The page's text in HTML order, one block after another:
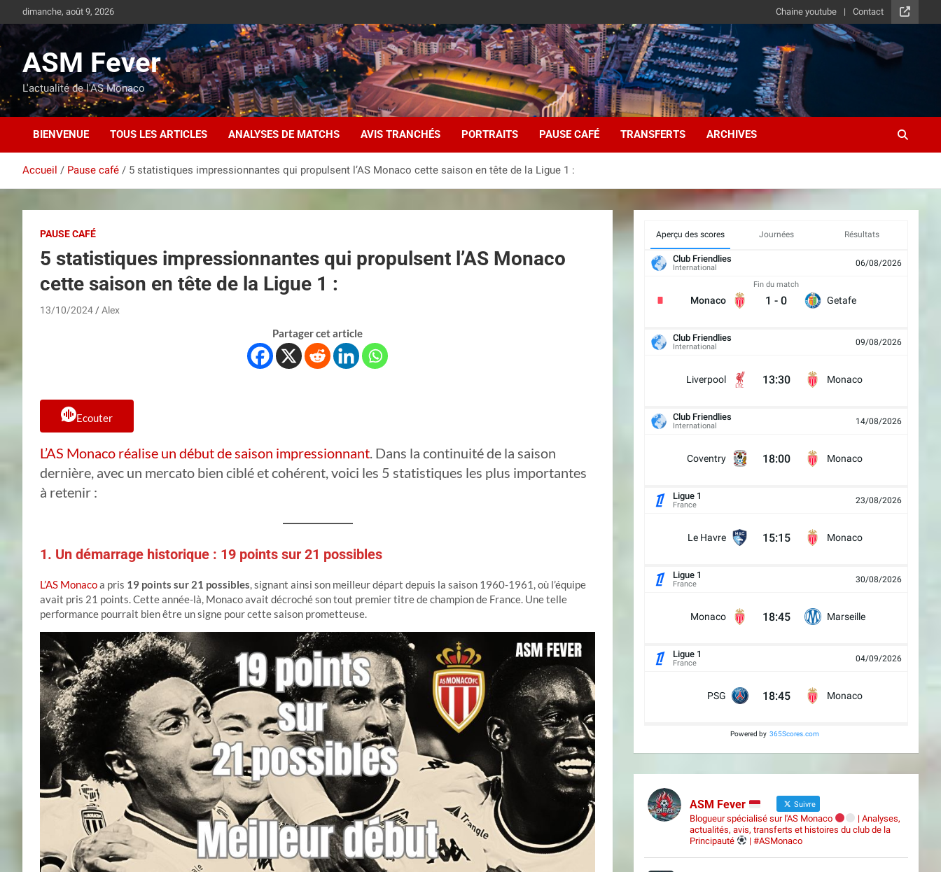
au
contenu
dimanche, août 9, 2026 Chaine youtube Contact
ASM Fever
L'actualité de l'AS Monaco
BIENVENUE TOUS LES ARTICLES ANALYSES DE MATCHS AVIS TRANCHÉS PORTRAITS PAUSE CAFÉ TRANSFERTS ARCHIVES
Accueil Pause café 5 statistiques impressionnantes qui propulsent l’AS Monaco cette saison en tête de la Ligue 1 :
PAUSE CAFÉ
5 statistiques impressionnantes qui propulsent l’AS Monaco
cette saison en tête de la Ligue 1 :
13/10/2024 Alex
Partager cet article
Ecouter
L’AS Monaco réalise un début de saison impressionnant. Dans la continuité de la saison
dernière, avec un mercato bien ciblé et cohérent, voici les 5 statistiques les plus importantes
à retenir :
1. Un démarrage historique : 19 points sur 21 possibles
L’AS Monacoa pris 19 points sur 21 possibles, signant ainsi son meilleur départ depuis la saison 1960-1961, où l’équipe
avait pris 21 points. Cette année-là, Monaco avait décroché son tout premier titre de champion de France. Une telle
performance pourrait bien être un signe pour cette saison prometteuse.
Aperçu des scores Journées Résultats
Club Friendlies
International 06/08/2026
Monaco
Fin du match
1 - 0 Getafe
Club Friendlies
International 09/08/2026
Liverpool 13:30 Monaco
Club Friendlies
International 14/08/2026
Coventry 18:00 Monaco
Ligue 1
France 23/08/2026
Le Havre 15:15 Monaco
Ligue 1
France 30/08/2026
Monaco 18:45 Marseille
Ligue 1
France 04/09/2026
PSG 18:45 Monaco
Powered by 365Scores.com
ASM Fever Suivre
Blogueur spécialisé sur l'AS Monaco
| Analyses,
actualités, avis, transferts et histoires du club de la
Principauté
| #ASMonaco